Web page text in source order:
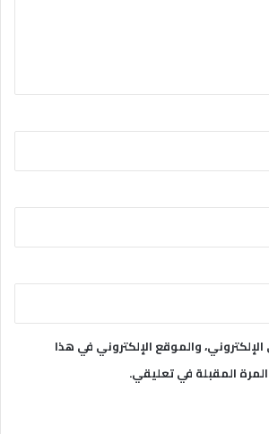
والموقع الإلكتروني في هذا
المقبلة في تعليقي.